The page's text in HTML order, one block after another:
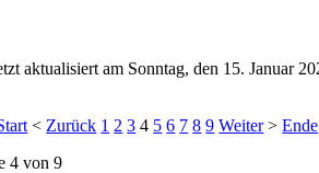
aktualisiert am Sonntag, den 15. Januar
< Zurück 1 2 3 4 5 6 7 8 9 Weiter>Ende
4 von 9